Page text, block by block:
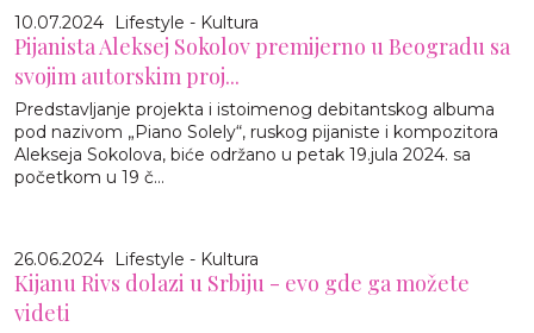
10.07.2024 Lifestyle - Kultura
Pijanista Aleksej Sokolov premijerno u Beogradu sa
svojim autorskim proj...
Predstavljanje projekta i istoimenog debitantskog albuma
pod nazivom „Piano Solely“, ruskog pijaniste i kompozitora
Alekseja Sokolova, biće održano u petak 19.jula 2024. sa
početkom u 19 č...
26.06.2024 Lifestyle - Kultura
Kijanu Rivs dolazi u Srbiju - evo gde ga možete
videti